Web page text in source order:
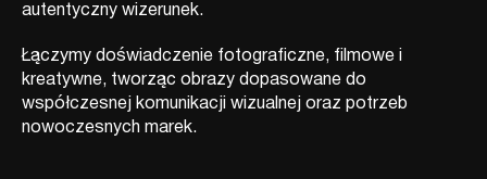
autentyczny wizerunek.
Łączymy doświadczenie fotograficzne, filmowe i
kreatywne, tworząc obrazy dopasowane do
współczesnej komunikacji wizualnej oraz potrzeb
nowoczesnych marek.